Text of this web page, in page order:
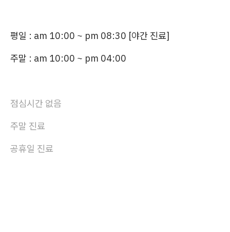
평일 : am 10:00 ~ pm 08:30 [야간 진료]
주말 : am 10:00 ~ pm 04:00
점심시간 없음
주말 진료
공휴일 진료